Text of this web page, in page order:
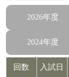
2026年度
2024年度
回数 入試日